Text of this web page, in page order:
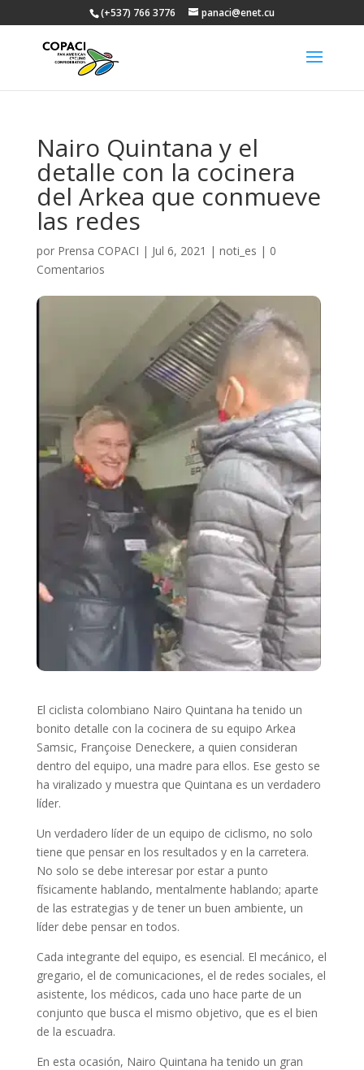
(+537) 766 3776 panaci@enet.cu
Nairo Quintana y el
detalle con la cocinera
del Arkea que conmueve
las redes
por Prensa COPACI | Jul 6, 2021 | noti_es | 0
Comentarios
El ciclista colombiano Nairo Quintana ha tenido un
bonito detalle con la cocinera de su equipo Arkea
Samsic, Françoise Deneckere, a quien consideran
dentro del equipo, una madre para ellos. Ese gesto se
ha viralizado y muestra que Quintana es un verdadero
líder.
Un verdadero líder de un equipo de ciclismo, no solo
tiene que pensar en los resultados y en la carretera.
No solo se debe interesar por estar a punto
físicamente hablando, mentalmente hablando; aparte
de las estrategias y de tener un buen ambiente, un
líder debe pensar en todos.
Cada integrante del equipo, es esencial. El mecánico, el
gregario, el de comunicaciones, el de redes sociales, el
asistente, los médicos, cada uno hace parte de un
conjunto que busca el mismo objetivo, que es el bien
de la escuadra.
En esta ocasión, Nairo Quintana ha tenido un gran